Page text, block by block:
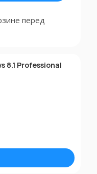
перед
8.1 Professional